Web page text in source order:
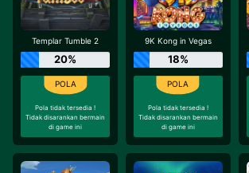
Templar Tumble 2
20%
Pola tidak tersedia !
Tidak disarankan bermain
di game ini
9K Kong in Vegas
18%
Pola tidak tersedia !
Tidak disarankan bermain
di game ini